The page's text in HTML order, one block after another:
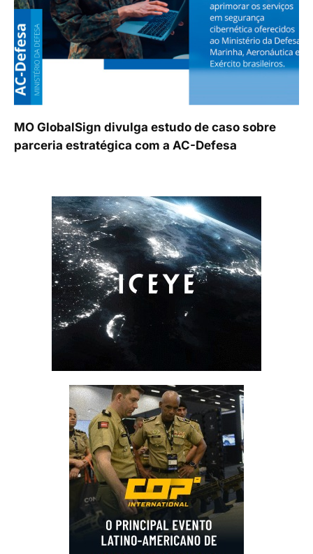
MO GlobalSign divulga estudo de caso sobre
parceria estratégica com a AC-Defesa